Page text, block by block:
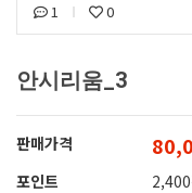
1 0
안시리움_3
판매가격
포인트